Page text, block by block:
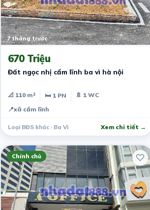
7 tháng trước
670 Triệu
Đất ngọc nhị cẩm lĩnh ba vì hà nội
📐 110 m² 🛏 1 PN
🚿 1 WC
📍xã cẩm lĩnh
Loại BĐS khác · Ba Vì Xem chi tiết →
Chính chủ